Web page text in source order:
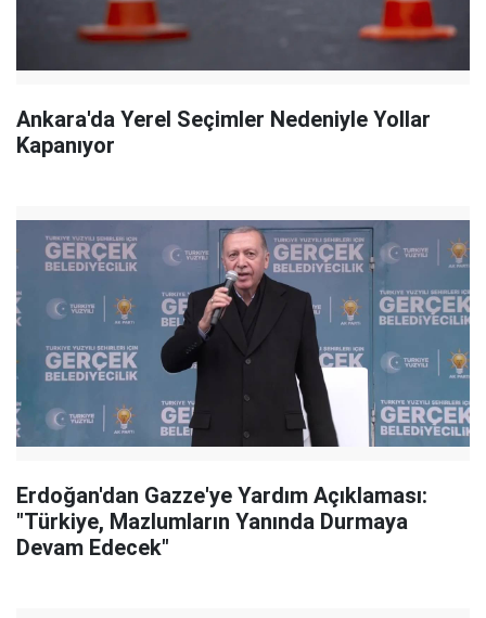
Ankara'da Yerel Seçimler Nedeniyle Yollar
Kapanıyor
Erdoğan'dan Gazze'ye Yardım Açıklaması:
"Türkiye, Mazlumların Yanında Durmaya
Devam Edecek"